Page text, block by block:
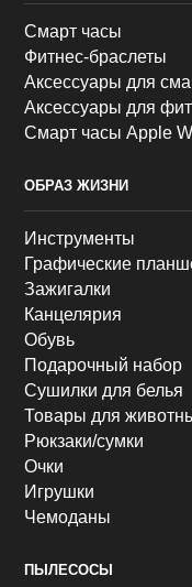
Смарт часы
Фитнес-браслеты
Аксессуары для
Аксессуары для
Смарт часы Apple
ОБРАЗ ЖИЗНИ
Инструменты
Графические
Зажигалки
Канцелярия
Обувь
Подарочный набор
Сушилки для белья
Товары для
Рюкзаки/сумки
Очки
Игрушки
Чемоданы
ПЫЛЕСОСЫ